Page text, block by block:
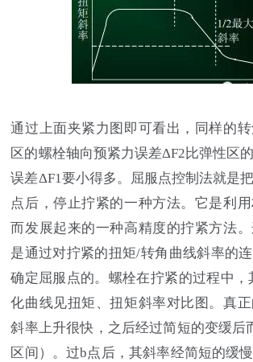
通过上面夹紧力图即可看出，同样的
区的螺栓轴向预紧力误差ΔF2比弹性区
误差ΔF1要小得多。屈服点控制法就是
点后，停止拧紧的一种方法。它是利
而发展起来的一种高精度的拧紧方法。
是通过对拧紧的扭矩/转角曲线斜率的
确定屈服点的。螺栓在拧紧的过程中
化曲线见扭矩、扭矩斜率对比图。真正
斜率上升很快，之后经过简短的变缓后
区间）。过b点后，其斜率经简短的缓